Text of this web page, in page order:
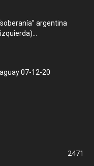
argentina
07-12-20
2471